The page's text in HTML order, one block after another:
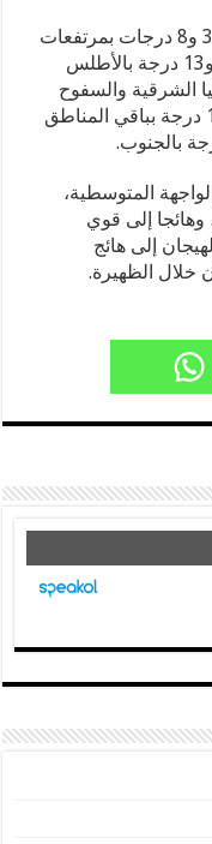
وستتأرجح درجات الحرارة العليا ما بين 3 و8 درجات بمرتفعات
الأطلسين الكبير والمتوسط، وما بين 8 و13 درجة بالأطلس
الشرقية والسفوح
الجنوبية-الشرقية للبلاد، وما بين 12 و18 درجة بباقي المناطق
المتوسطية،
وهائجا إلى قوي
إلى هائج
خلال الظهيرة.